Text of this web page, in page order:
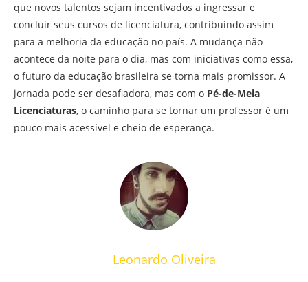
que novos talentos sejam incentivados a ingressar e
concluir seus cursos de licenciatura, contribuindo assim
para a melhoria da educação no país. A mudança não
acontece da noite para o dia, mas com iniciativas como essa,
o futuro da educação brasileira se torna mais promissor. A
jornada pode ser desafiadora, mas com o Pé-de-Meia
Licenciaturas, o caminho para se tornar um professor é um
pouco mais acessível e cheio de esperança.
Leonardo Oliveira